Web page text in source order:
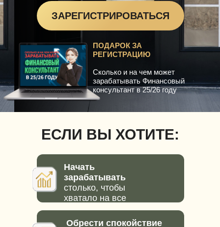
ЗАРЕГИСТРИРОВАТЬСЯ
ПОДАРОК ЗА
РЕГИСТРАЦИЮ
Сколько и на чем может
зарабатывать Финансовый
консультант в 25/26 году
Обрести спокойствие
ЕСЛИ ВЫ ХОТИТЕ:
Начать
зарабатывать
столько, чтобы
хватало на все